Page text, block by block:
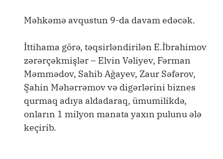
Məhkəmə avqustun 9-da davam edəcək.
İttihama görə, təqsirləndirilən E.İbrahimov
zərərçəkmişlər – Elvin Vəliyev, Fərman
Məmmədov, Sahib Ağayev, Zaur Səfərov,
Şahin Məhərrəmov və digərlərini biznes
qurmaq adıya aldadaraq, ümumilikdə,
onların 1 milyon manata yaxın pulunu ələ
keçirib.